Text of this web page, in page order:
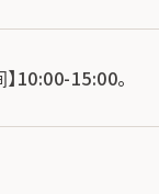
10:00-15:00。